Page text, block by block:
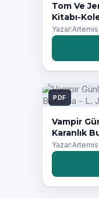
Tom Ve
Kitabı-
Yazar:Artemis
PDF
Vampir
Karanlık
Yazar:Artemis